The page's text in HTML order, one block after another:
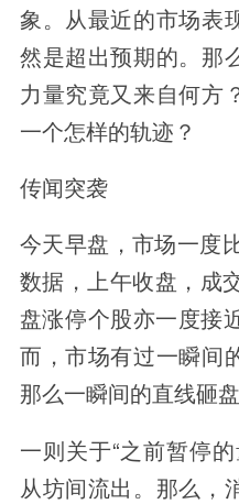
象。从最近的市场表
然是超出预期的。那
力量究竟又来自何方
一个怎样的轨迹？
传闻突袭
今天早盘，市场一度
数据，上午收盘，成
盘涨停个股亦一度接
而，市场有过一瞬间
那么一瞬间的直线砸盘
一则关于“之前暂停
从坊间流出。那么，